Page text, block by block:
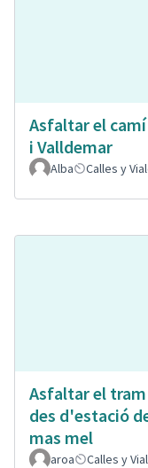
Asfaltar el
i Valldemar
Alba Calles y
Asfaltar el
des d'estació
mas mel
aroa Calles y